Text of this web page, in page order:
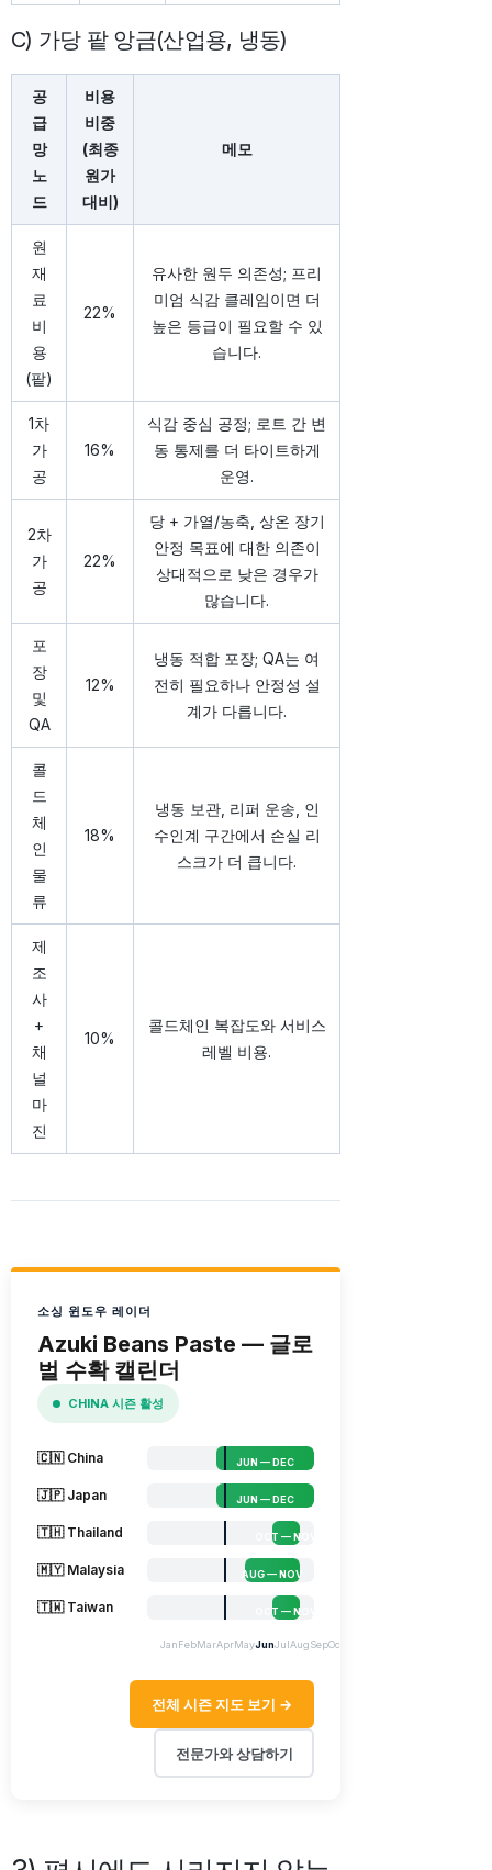
C) 가당 팥 앙금(산업용, 냉동)
공
급
망
노
드
비용
비중
(최종
원가
대비)
메모
원
재
료
비
용
(팥)
22%
유사한 원두 의존성; 프리
미엄 식감 클레임이면 더
높은 등급이 필요할 수 있
습니다.
1차
가
공
16%
식감 중심 공정; 로트 간 변
동 통제를 더 타이트하게
운영.
2차
가
공
22%
당 + 가열/농축, 상온 장기
안정 목표에 대한 의존이
상대적으로 낮은 경우가
많습니다.
포
장
및
QA
12%
냉동 적합 포장; QA는 여
전히 필요하나 안정성 설
계가 다릅니다.
콜
드
체
인
물
류
18%
냉동 보관, 리퍼 운송, 인
수인계 구간에서 손실 리
스크가 더 큽니다.
제
조
사
+
채
널
마
진
10%
콜드체인 복잡도와 서비스
레벨 비용.
소싱 윈도우 레이더
Azuki Beans Paste — 글로
벌 수확 캘린더
CHINA 시즌 활성
🇨🇳 China JUN — DEC
🇯🇵 Japan JUN — DEC
🇹🇭 Thailand OCT — NOV
🇲🇾 Malaysia AUG — NOV
🇹🇼 Taiwan OCT — NOV
Jan FebMarAprMayJunJul AugSepOct
전체 시즌 지도 보기 →
전문가와 상담하기